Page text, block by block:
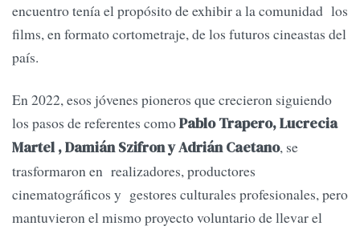
encuentro tenía el propósito de exhibir a la comunidad los
films, en formato cortometraje, de los futuros cineastas del
país.
En 2022, esos jóvenes pioneros que crecieron siguiendo
los pasos de referentes comoPablo Trapero, Lucrecia
Martel , Damián Szifron y Adrián Caetano, se
trasformaron en realizadores, productores
cinematográficos y gestores culturales profesionales, pero
mantuvieron el mismo proyecto voluntario de llevar el